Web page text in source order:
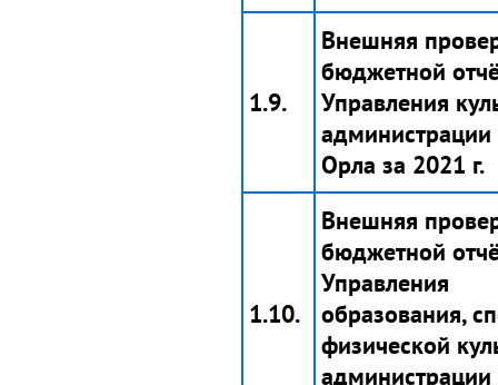
1.9.
Внешняя
бюджетной
Управления
администрации
Орла за 2021 г.
1.10.
Внешняя
бюджетной
Управления
образования,
физической
администрации